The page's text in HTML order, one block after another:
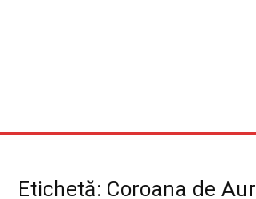
Etichetă: Coroana de Aur